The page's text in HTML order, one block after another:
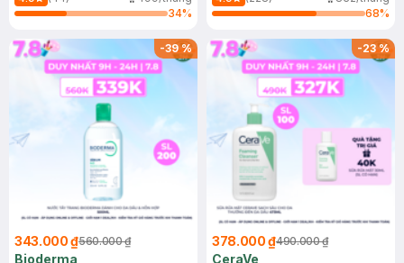
34%
68%
-39%
343.000 ₫560.000 ₫
Bioderma
-23%
378.000 ₫490.000 ₫
CeraVe